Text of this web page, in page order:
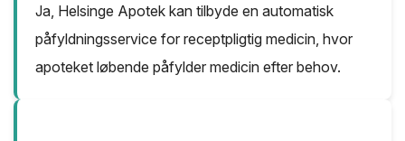
Ja, Helsinge Apotek kan tilbyde en automatisk
påfyldningsservice for receptpligtig medicin, hvor
apoteket løbende påfylder medicin efter behov.